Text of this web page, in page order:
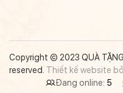
Copyright © 2023 QUÀ
reserved. Thiết kế website
Đang online: 5